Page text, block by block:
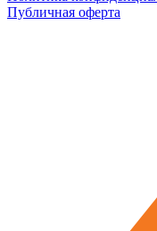
Публичная оферта